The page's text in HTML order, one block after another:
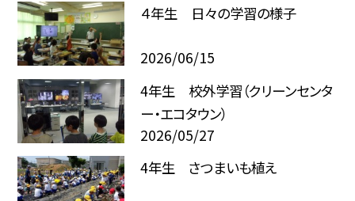
４年生 日々の学習の様子
2026/06/15
4年生 校外学習（クリーンセンタ
ー・エコタウン）
2026/05/27
4年生 さつまいも植え